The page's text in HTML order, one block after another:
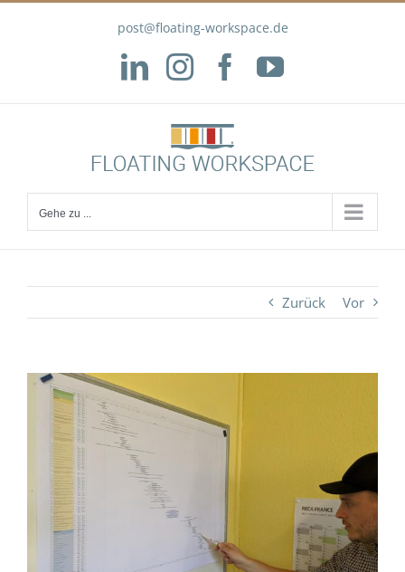
post@floating-workspace.de
LinkedInInstagramFacebook
YouTube
Gehe zu ...
Zurück Vor
Zeige
grösseres